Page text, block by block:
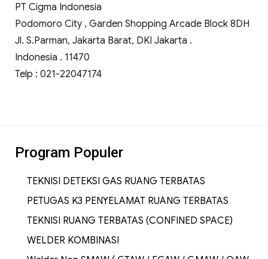
PT Cigma Indonesia
Podomoro City , Garden Shopping Arcade Block 8DH
Jl. S.Parman, Jakarta Barat, DKI Jakarta .
Indonesia . 11470
Telp : 021-22047174
Program Populer
TEKNISI DETEKSI GAS RUANG TERBATAS
PETUGAS K3 PENYELAMAT RUANG TERBATAS
TEKNISI RUANG TERBATAS (CONFINED SPACE)
WELDER KOMBINASI